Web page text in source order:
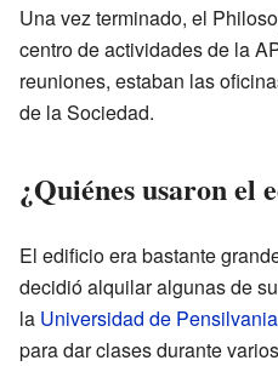
Una vez terminado, el
centro de actividades de la
reuniones, estaban las
de la Sociedad.
¿Quiénes usaron el
El edificio era bastante
decidió alquilar algunas de
la Universidad de Pensilvania
para dar clases durante